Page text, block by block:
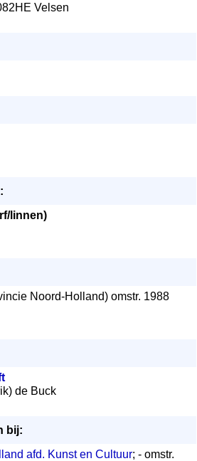
Velsen
linnen)
Noord-Holland) omstr. 1988
de Buck
bij:
afd. Kunst en Cultuur; - omstr.